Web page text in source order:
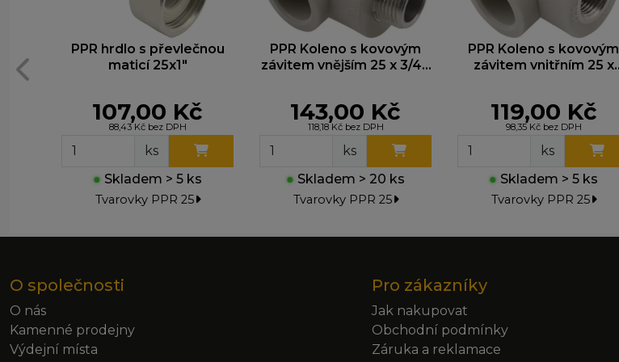
PPR hrdlo s převlečnou
maticí 25x1"
107,00 Kč
88,43 Kč bez DPH
ks
● Skladem > 5 ks
Tvarovky PPR 25
PPR Koleno s kovovým
závitem vnějším 25 x 3/4˝
143,00 Kč
118,18 Kč bez DPH
ks
● Skladem > 20 ks
Tvarovky PPR 25
PPR Koleno s kovovým
závitem vnitřním 25 x
119,00 Kč
98,35 Kč bez DPH
ks
● Skladem > 5 ks
Tvarovky PPR 25
O společnosti
O nás
Kamenné prodejny
Výdejní místa
Pro zákazníky
Jak nakupovat
Obchodní podmínky
Záruka a reklamace